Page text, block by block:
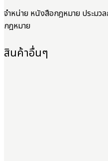
จำหน่าย หนังสือกฎหมาย ประมว
กฎหมาย
สินค้าอื่นๆ